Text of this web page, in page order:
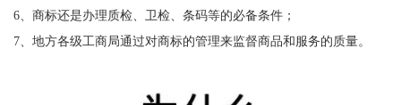
6、商标还是办理质检、卫检、条码等的必备条件；
7、地方各级工商局通过对商标的管理来监督商品和服务的质量。